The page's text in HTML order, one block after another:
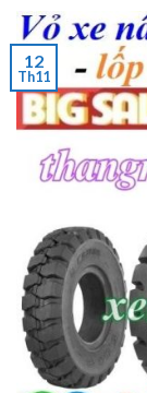
12
Th11